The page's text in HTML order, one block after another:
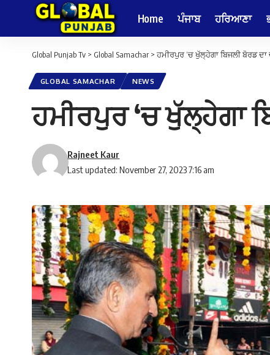
Home ਪੰਜਾਬ ਹਰਿਆਣਾ
Global Punjab Tv > Global Samachar > ਹਮੀਰਪੁਰ ‘ਚ ਖੁੱਲ੍ਹੇਗਾ ਬਿਜਲੀ ਬੋਰਡ
GLOBAL SAMACHAR NEWS
ਹਮੀਰਪੁਰ ‘ਚ ਖੁੱਲ੍ਹੇਗਾ
Last updated: November 27, 2023 7:16 am
Rajneet Kaur